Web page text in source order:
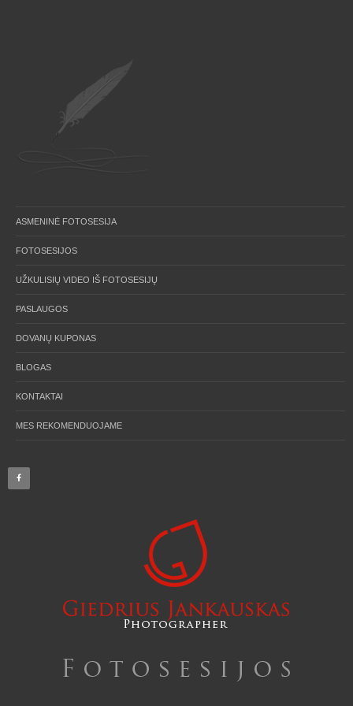
ASMENINĖ FOTOSESIJA
FOTOSESIJOS
UŽKULISIŲ VIDEO IŠ FOTOSESIJŲ
PASLAUGOS
DOVANŲ KUPONAS
BLOGAS
KONTAKTAI
MES REKOMENDUOJAME